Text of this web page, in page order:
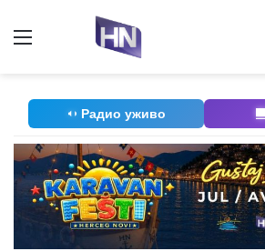
Радио уживо